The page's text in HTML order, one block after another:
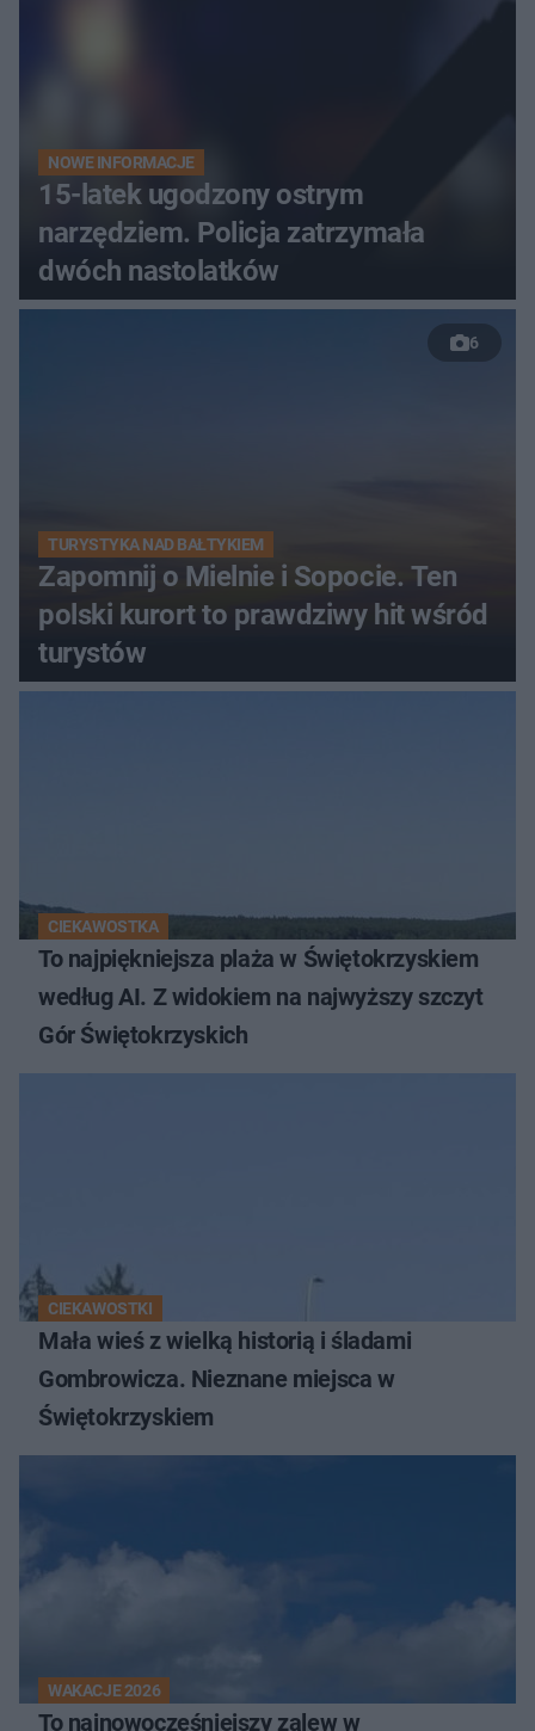
NOWE INFORMACJE
15-latek ugodzony ostrym
narzędziem. Policja zatrzymała
dwóch nastolatków
6
TURYSTYKA NAD BAŁTYKIEM
Zapomnij o Mielnie i Sopocie. Ten
polski kurort to prawdziwy hit wśród
turystów
CIEKAWOSTKA
To najpiękniejsza plaża w Świętokrzyskiem
według AI. Z widokiem na najwyższy szczyt
Gór Świętokrzyskich
CIEKAWOSTKI
Mała wieś z wielką historią i śladami
Gombrowicza. Nieznane miejsca w
Świętokrzyskiem
WAKACJE 2026
To najnowocześniejszy zalew w